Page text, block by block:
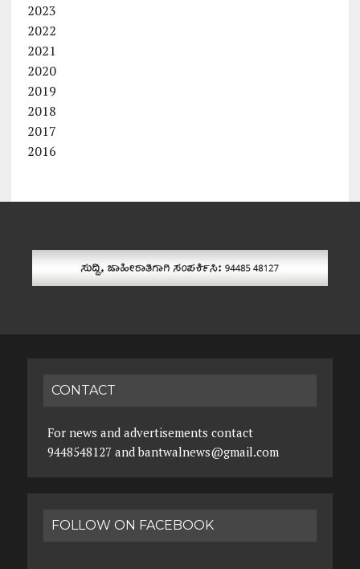
2023
2022
2021
2020
2019
2018
2017
2016
CONTACT
For news and advertisements contact
9448548127 and bantwalnews@gmail.com
FOLLOW ON FACEBOOK